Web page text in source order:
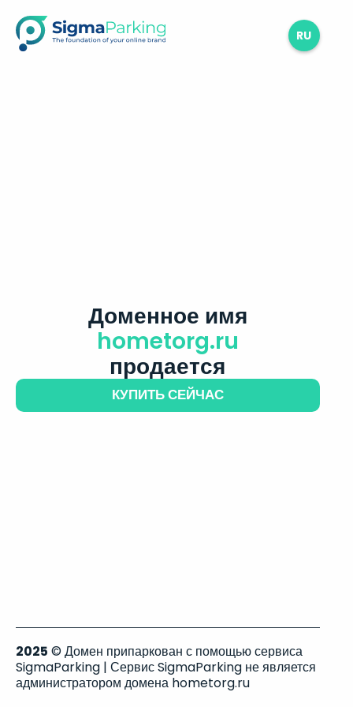
RU
Доменное имя
hometorg.ru
продается
КУПИТЬ СЕЙЧАС
2025 © Домен припаркован с помощью сервиса
SigmaParking | Сервис SigmaParking не является
администратором домена hometorg.ru